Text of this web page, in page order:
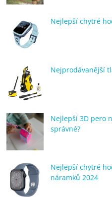
Nejlepší chytré
Nejprodávanější
Nejlepší 3D pero
správné?
Nejlepší chytré
náramků 2024